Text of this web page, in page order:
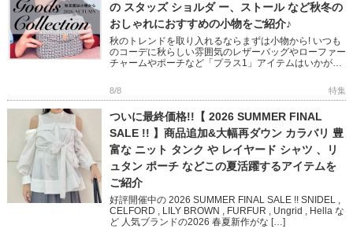
の スタッズ ショルダ ー、ストール など秋冬の
おしゃれにおすすめの小物をご紹介♪
秋のトレンドを取り入れるならまずは小物から! いつも
のコーデに秋らしい雰囲気のレザーバッグやローファー
チャームやポーチなど「プラス1」アイテムはいかがで
い小物をピック […]
8/8 特集
ついに最終価格!!【 2026 SUMMER FINAL
SALE !! 】商品追加&大幅再ダウン カラバリ 豊
富な ニット タンク や レイヤード シャツ 、リ
ュタン ポーチ などこの夏活躍するアイテムを
ご紹介
好評開催中の 2026 SUMMER FINAL SALE !! SNIDEL ,
CELFORD , LILY BROWN , FURFUR , Ungrid , Hella な
ど 人気ブランドの2026 春夏新作がな […]